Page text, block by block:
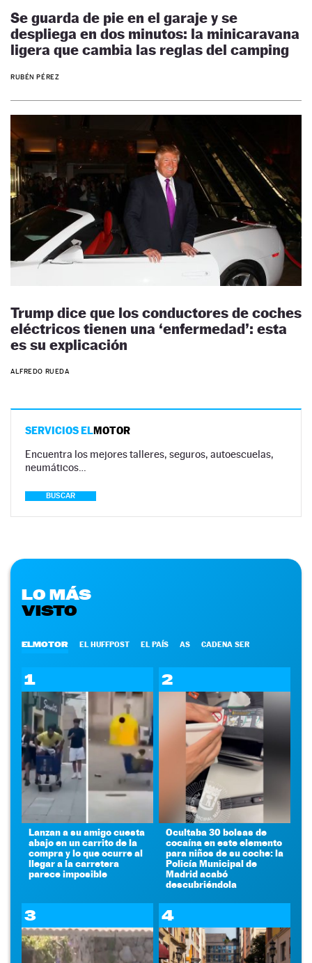
Se guarda de pie en el garaje y se
despliega en dos minutos: la minicaravana
ligera que cambia las reglas del camping
RUBÉN PÉREZ
Trump dice que los conductores de coches
eléctricos tienen una ‘enfermedad’: esta
es su explicación
ALFREDO RUEDA
SERVICIOS ELMOTOR
Encuentra los mejores talleres, seguros, autoescuelas,
neumáticos…
BUSCAR
LO MÁS
VISTO
ELMOTOR EL HUFFPOST EL PAÍS AS CADENA SER
1
Lanzan a su amigo cuesta
abajo en un carrito de la
compra y lo que ocurre al
llegar a la carretera
parece imposible
2
Ocultaba 30 bolsas de
cocaína en este elemento
para niños de su coche: la
Policía Municipal de
Madrid acabó
descubriéndola
3 4